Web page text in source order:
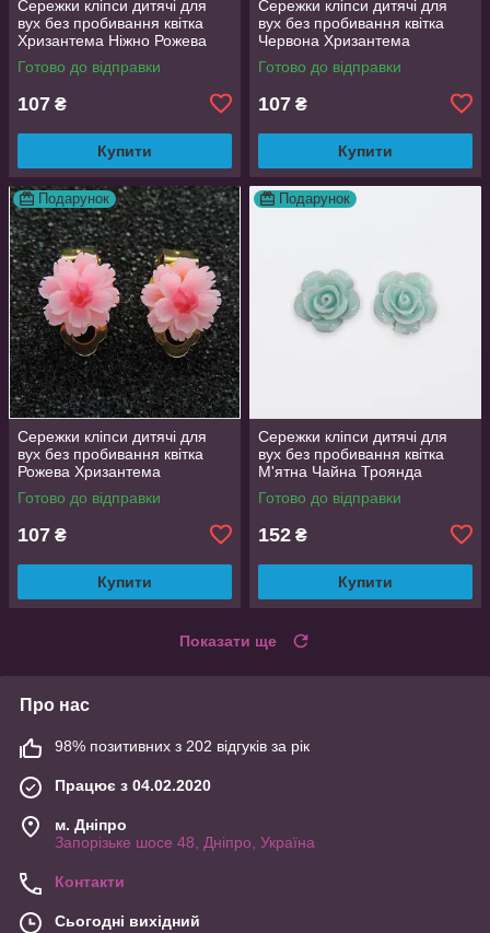
Сережки кліпси дитячі для
вух без пробивання квітка
Хризантема Ніжно Рожева
Готово до відправки
107 ₴
Купити
Сережки кліпси дитячі для
вух без пробивання квітка
Червона Хризантема
Готово до відправки
107 ₴
Купити
Подарунок
Сережки кліпси дитячі для
вух без пробивання квітка
Рожева Хризантема
Готово до відправки
107 ₴
Купити
Подарунок
Сережки кліпси дитячі для
вух без пробивання квітка
М'ятна Чайна Троянда
Готово до відправки
152 ₴
Купити
Показати ще
Про нас
98% позитивних з 202 відгуків за рік
Працює з 04.02.2020
м. Дніпро
Запорізьке шосе 48, Дніпро, Україна
Контакти
Сьогодні вихідний